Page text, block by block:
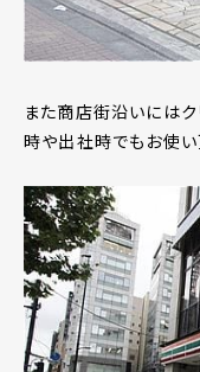
また商店街沿いにはク
時や出社時でもお使い